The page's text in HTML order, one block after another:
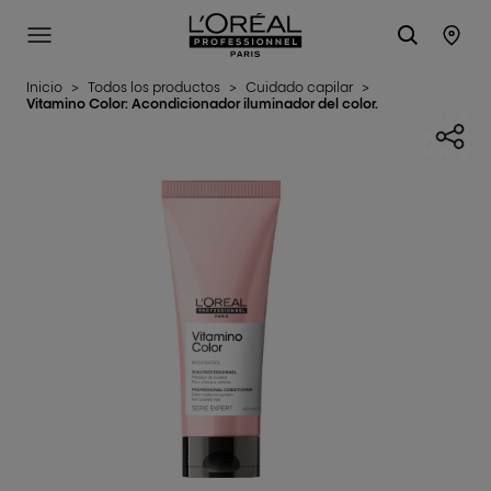
L'Oréal Professionnel Paris
SITE MENU
Inicio > Todos los productos > Cuidado capilar >
Vitamino Color: Acondicionador iluminador del color.